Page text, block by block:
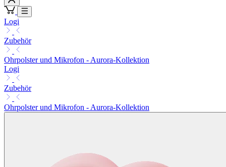
Logi
Zubehör
Ohrpolster und Mikrofon - Aurora-Kollektion
Logi
Zubehör
Ohrpolster und Mikrofon - Aurora-Kollektion